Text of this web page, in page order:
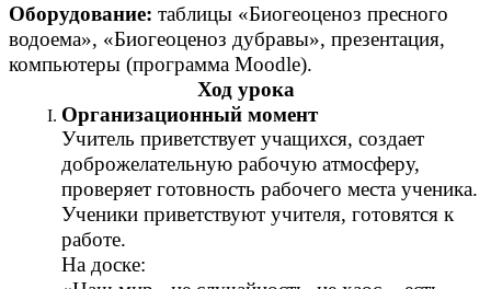
Оборудование: таблицы «Биогеоценоз пресного
водоема», «Биогеоценоз дубравы», презентация,
компьютеры (программа Moodle).
Ход урока
Организационный момент
Учитель приветствует учащихся, создает
доброжелательную рабочую атмосферу,
проверяет готовность рабочего места ученика.
Ученики приветствуют учителя, готовятся к
работе.
На доске: